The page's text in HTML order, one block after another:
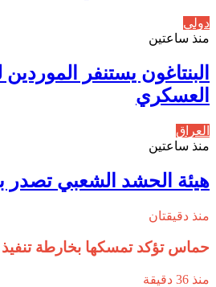
دولي
منذ ساعتين
البنتاغون يستنفر
العسكري
العراق
منذ ساعتين
هيئة الحشد الشعبي تصدر
منذ دقيقتان
حماس تؤكد تمسكها بخارطة تنفيذ
منذ 36 دقيقة